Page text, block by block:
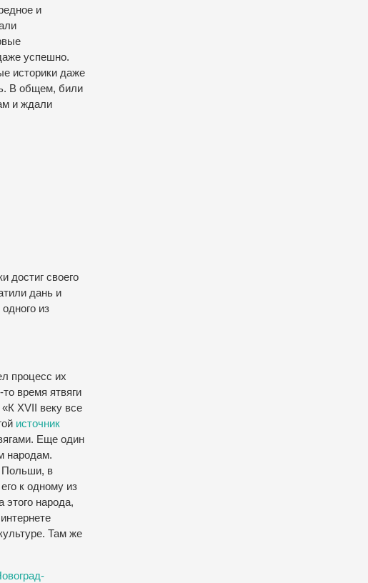
и
успешно.
историки даже
В общем, били
и ждали
достиг своего
дань и
из
процесс их
время ятвяги
XVII веку все
источник
Еще один
народам.
Польши, в
к одному из
этого народа,
Там же